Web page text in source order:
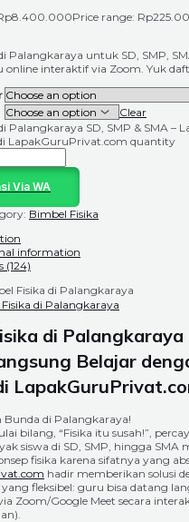
8.400.000Price range:
Palangkaraya untuk SD, SMP,
online interaktif via Zoom. Yuk
Clear
Palangkaraya SD, SMP & SMA –
LapakGuruPrivat.com quantity
Via WA
Bimbel Fisika
information
(124)
di Palangkaraya
di Palangkaraya
Belajar
Bunda di Palangkaraya!
bilang, “Fisika itu susah!”,
siswa di SD, SMP, hingga SMA
fisika karena sifatnya yang
hadir memberikan solusi
yang fleksibel: guru bisa datang
Zoom/Google Meet secara